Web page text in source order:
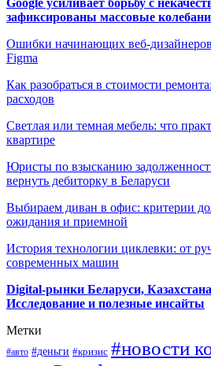
зафиксированы массовые
Ошибки начинающих веб-дизайнеров
Figma
Как разобраться в стоимости
расходов
Светлая или темная мебель: что
квартире
Юристы по взысканию
вернуть дебиторку в Беларуси
Выбираем диван в офис: критерии
ожидания и приемной
История технологии циклевки: от
современных машин
Digital-рынки Беларуси,
Исследование и полезные инсайты
Метки
#авто #деньги #кризис #новости